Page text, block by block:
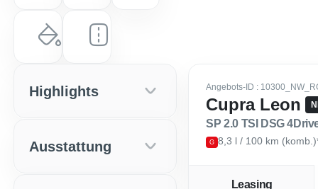
Farbe
Fjord Blau
Laufleistung
10 km
Angebots-ID :
Cupra Leon
SP 2.0 TSI DSG
G 8,3 l / 100 km
Leasing
Highlights
Ausstattung